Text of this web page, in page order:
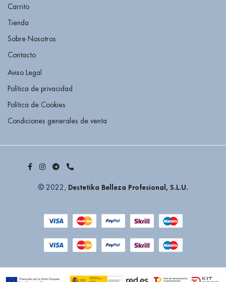
Carrito
Tienda
Sobre Nosotros
Contacto
Aviso Legal
Política de privacidad
Política de Cookies
Condiciones generales de venta
© 2022, Destetika Belleza Profesional, S.L.U.